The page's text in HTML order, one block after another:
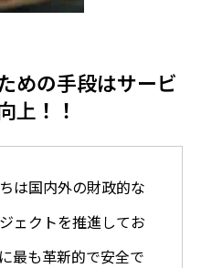
めの手段はサービ
上！！
は国内外の財政的な
ェクトを推進してお
最も革新的で安全で